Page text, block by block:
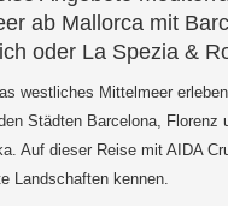
ab Mallorca mit
oder La Spezia &
westliches Mittelmeer
Städten Barcelona,
Auf dieser Reise mit AIDA
Landschaften kennen.